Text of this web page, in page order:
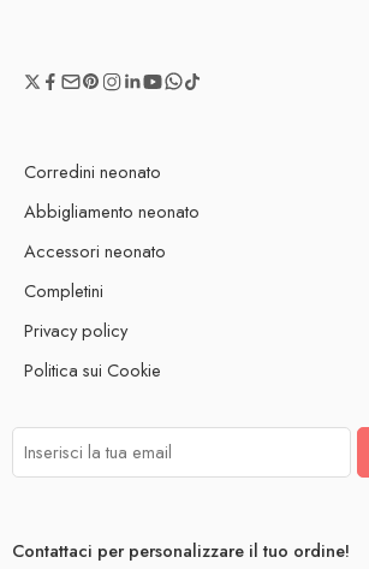
Corredini neonato
Abbigliamento neonato
Accessori neonato
Completini
Privacy policy
Politica sui Cookie
Contattaci per personalizzare il tuo ordine!